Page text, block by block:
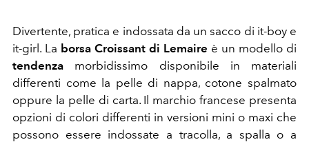
Divertente, pratica e indossata da un sacco di it-boy e
it-girl. La borsa Croissant di Lemaire è un modello di
tendenza morbidissimo disponibile in materiali
differenti come la pelle di nappa, cotone spalmato
oppure la pelle di carta. Il marchio francese presenta
opzioni di colori differenti in versioni mini o maxi che
possono essere indossate a tracolla, a spalla o a